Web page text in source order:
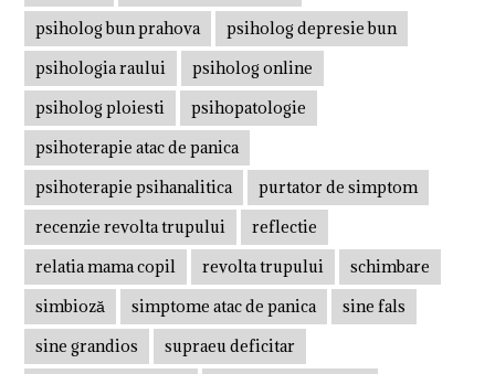
psiholog bun prahova
psiholog depresie bun
psihologia raului
psiholog online
psiholog ploiesti
psihopatologie
psihoterapie atac de panica
psihoterapie psihanalitica
purtator de simptom
recenzie revolta trupului
reflectie
relatia mama copil
revolta trupului
schimbare
simbioză
simptome atac de panica
sine fals
sine grandios
supraeu deficitar